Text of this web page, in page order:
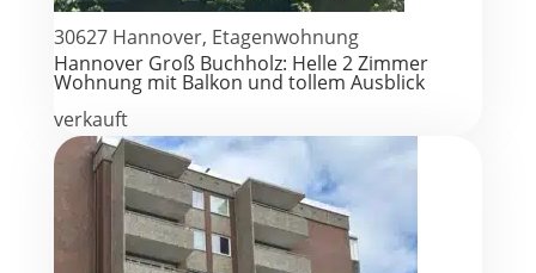
30627 Hannover, Etagenwohnung
Hannover Groß Buchholz: Helle 2 Zimmer
Wohnung mit Balkon und tollem Ausblick
verkauft